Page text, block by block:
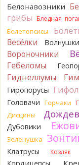
Verona
15 часов назад
Misha35
15 часов назад
точно нет! P.S.
насчёт того, что
и по виду разные,
хорошо было бы
Разные грибы
15 часов назад
BorisM
15 часов назад
BorisM
Белонавозники
грибы Бледная
Болетопсисы
Весёлки Волнушки
Вороночники
Гебеломы
Гиднеллумы
Гиропорусы
Головачи Горчаки
Дисцины
Дубовики
Зеленушка
Клатрусы
Козляк